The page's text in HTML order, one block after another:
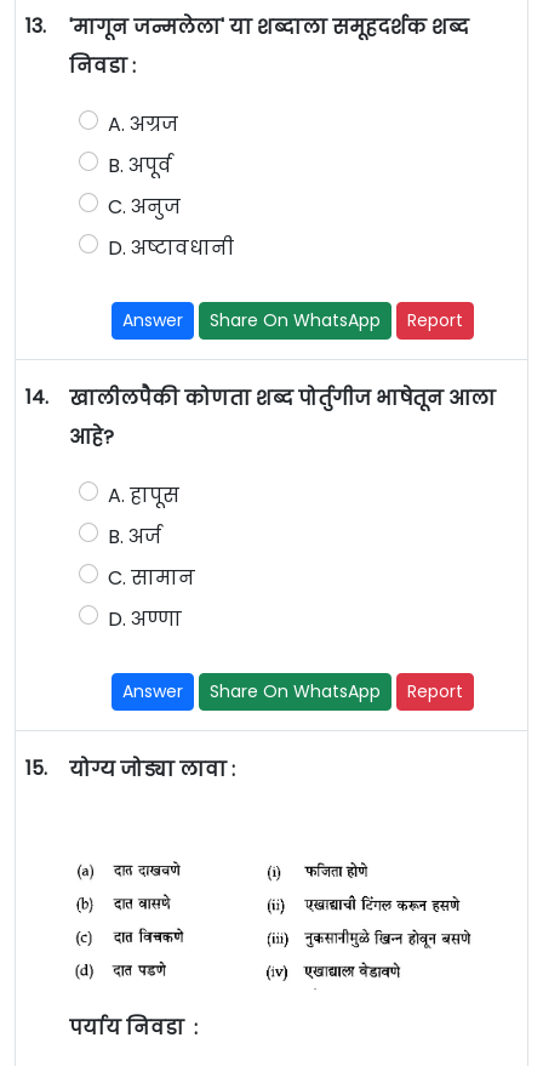
13.
'मागून जन्मलेला' या शब्दाला समूहदर्शक शब्द
निवडा :
A. अग्रज
B. अपूर्व
C. अनुज
D. अष्टावधानी
Answer Share On WhatsApp Report
14.
खालीलपैकी कोणता शब्द पोर्तुगीज भाषेतून आला
आहे?
A. हापूस
B. अर्ज
C. सामान
D. अण्णा
Answer Share On WhatsApp Report
15. योग्य जोड्या लावा :
पर्याय निवडा :